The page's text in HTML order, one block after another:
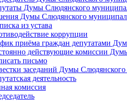
Думы Слюдянского
Думы Слюдянского
из устава
коррупции
приёма граждан депутатами
действующие комиссии
письмо
заседаний Думы
деятельность
комиссия